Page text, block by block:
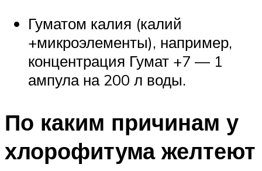
Гуматом калия (калий
+микроэлементы), например,
концентрация Гумат +7 — 1
ампула на 200 л воды.
По каким причинам у
хлорофитума желтеют